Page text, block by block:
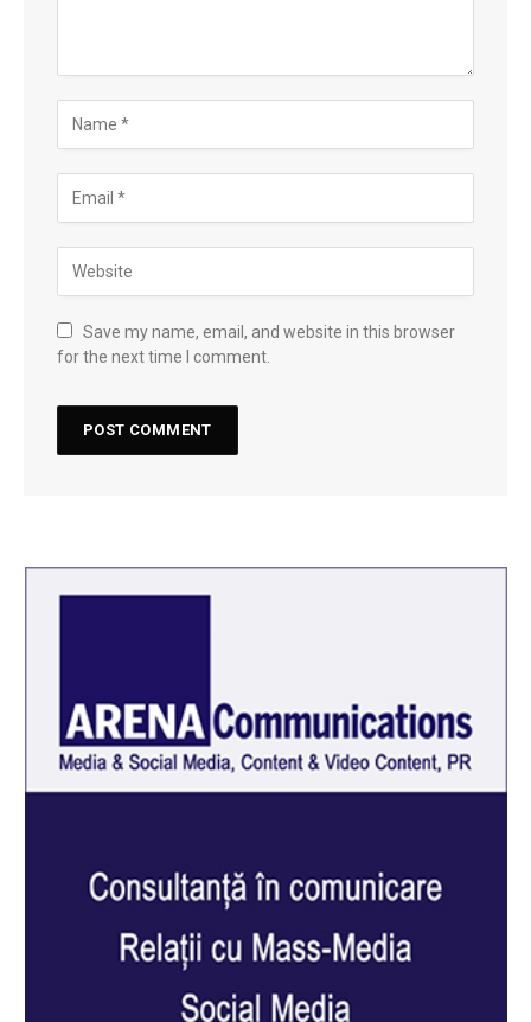
Save my name, email, and website in this browser
for the next time I comment.